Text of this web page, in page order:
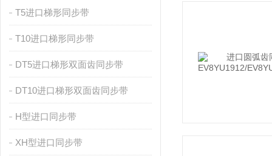
T5进口梯形同步带
T10进口梯形同步带
DT5进口梯形双面齿同步带
DT10进口梯形双面齿同步带
H型进口同步带
XH型进口同步带